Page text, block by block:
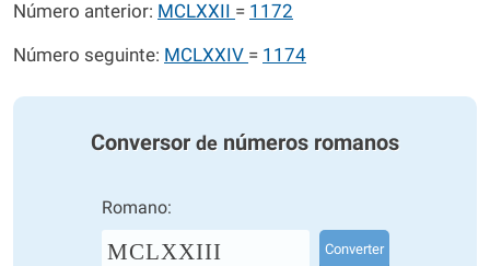
Número anterior: MCLXXII = 1172
Número seguinte: MCLXXIV = 1174
Conversor de números romanos
Romano:
MCLXXIII Converter